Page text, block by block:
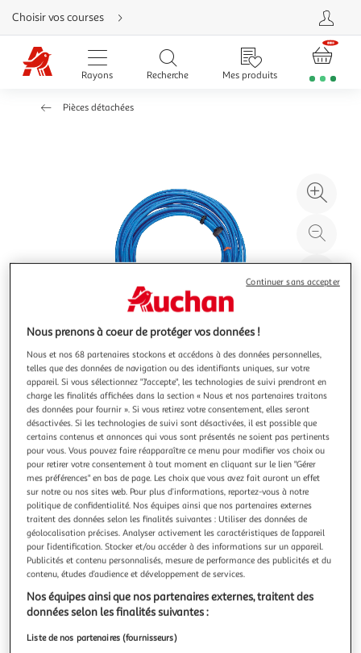
Aller
directement
au
contenu
Aller
directement
Aller
Choisir vos courses
Rayons Recherche Mes produits
Pièces détachées
à
100
le
Illustration
précédente
Illustration
suivante
Livraison offerte
DOLPHIN
Cable d'alimentation 17m pour robot dolphin s300 et
équivalent voir liste - 9995885-diy
Dolphin 9995885-DIY Cable d'alimenation SANS Swivel
17m Diy pour robot dolphinVeuillez controler la
compatilibité avec votre robot avant d'acheter pour éviter
un retour.Référence du cable : 9995885Robots compatibles
:dolphin s300dolphin s300idolphin z3idolphin z2cdolphin
select 520 mcdolphin select
En savoir +
Vendu par Nouveaux Marchands
Livraison dès 4/5 jours
Livraison offerte
Nous prenons à coeur de protéger vos données !
Nous et nos 68 partenaires stockons et accédons à des données personnelles,
telles que des données de navigation ou des identifiants uniques, sur votre
appareil. Si vous sélectionnez "J'accepte", les technologies de suivi prendront en
charge les finalités affichées dans la section « Nous et nos partenaires traitons
des données pour fournir ». Si vous retirez votre consentement, elles seront
désactivées. Si les technologies de suivi sont désactivées, il est possible que
certains contenus et annonces qui vous sont présentés ne soient pas pertinents
pour vous. Vous pouvez faire réapparaître ce menu pour modifier vos choix ou
pour retirer votre consentement à tout moment en cliquant sur le lien "Gérer
mes préférences" en bas de page. Les choix que vous avez fait auront un effet
sur notre ou nos sites web. Pour plus d’informations, reportez-vous à notre
politique de confidentialité. Nos équipes ainsi que nos partenaires externes
traitent des données selon les finalités suivantes : Utiliser des données de
géolocalisation précises. Analyser activement les caractéristiques de l’appareil
pour l’identification. Stocker et/ou accéder à des informations sur un appareil.
Publicités et contenu personnalisés, mesure de performance des publicités et du
contenu, études d’audience et développement de services.
Nos équipes ainsi que nos partenaires externes, traitent des
données selon les finalités suivantes :
Liste de nos partenaires (fournisseurs)
Continuer sans accepter